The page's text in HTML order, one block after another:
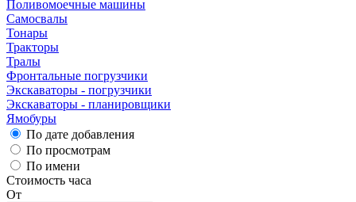
Поливомоечные машины
Самосвалы
Тонары
Тракторы
Тралы
Фронтальные погрузчики
Экскаваторы - погрузчики
Экскаваторы - планировщики
Ямобуры
По дате добавления
По просмотрам
По имени
Стоимость часа
От